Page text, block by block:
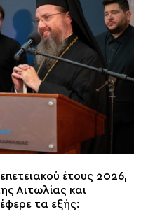
έτους 2026,
Αιτωλίας και
τα εξής: